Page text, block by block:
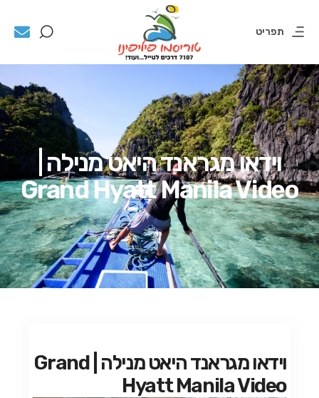
תפריט
וידאו מגראנד היאט מנילה |
Grand Hyatt Manila Video
וידאו מגראנד היאט מנילה | Grand
Hyatt Manila Video